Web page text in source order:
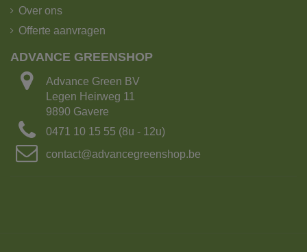
Over ons
Offerte aanvragen
ADVANCE GREENSHOP
Advance Green BV
Legen Heirweg 11
9890 Gavere
0471 10 15 55 (8u - 12u)
contact@advancegreenshop.be